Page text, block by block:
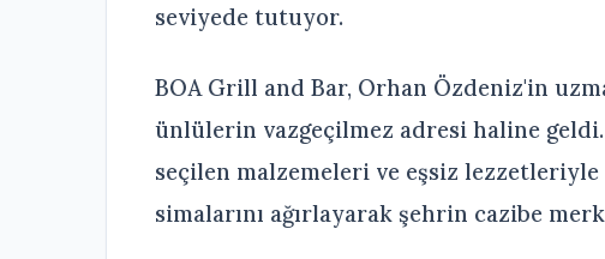
seviyede tutuyor.
BOA Grill and Bar, Orhan Özdeniz'in
ünlülerin vazgeçilmez adresi haline geldi.
seçilen malzemeleri ve eşsiz
simalarını ağırlayarak şehrin cazibe